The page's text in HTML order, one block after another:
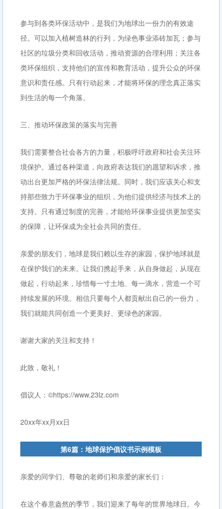
参与到各类环保活动中，是我们为地球出一份力的有效途
径。可以加入植树造林的行列，为绿色事业添砖加瓦；参与
社区的垃圾分类和回收活动，推动资源的合理利用；关注各
类环保组织，支持他们的宣传和教育活动，提升公众的环保
意识和责任感。只有行动起来，才能将环保的理念真正落实
到生活的每一个角落。
三、推动环保政策的落实与完善
我们需要整合社会各方的力量，积极呼吁政府和社会关注环
境保护。通过各种渠道，向政府表达我们的愿望和诉求，推
动出台更加严格的环保法律法规。同时，我们应该关心和支
持那些致力于环保事业的组织，为他们提供经济与技术上的
支持。只有通过制度的完善，才能给环保事业提供更加坚实
的保障，让环保成为全社会共同的责任。
亲爱的朋友们，地球是我们赖以生存的家园，保护地球就是
在保护我们的未来。让我们携起手来，从自身做起，从现在
做起，行动起来，珍惜每一寸土地、每一滴水，营造一个可
持续发展的环境。相信只要每个人都贡献出自己的一份力，
我们就能共同创造一个更美好、更绿色的家园。
谢谢大家的关注和支持！
此致，敬礼！
倡议人：©https://www.23lz.com
20xx年xx月xx日
第6篇：地球保护倡议书示例模板
亲爱的同学们、尊敬的老师们和亲爱的家长们：
在这个春意盎然的季节，我们迎来了每年的世界地球日。今